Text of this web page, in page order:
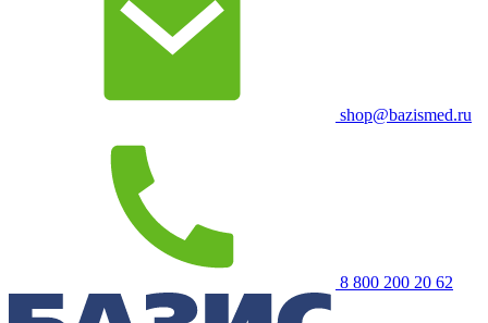
shop@bazismed.ru
8 800 200 20 62